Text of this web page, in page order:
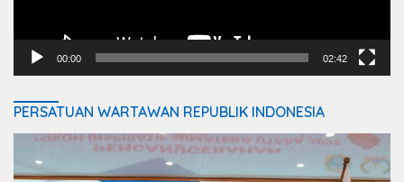
00:00 02:42
PERSATUAN WARTAWAN REPUBLIK INDONESIA